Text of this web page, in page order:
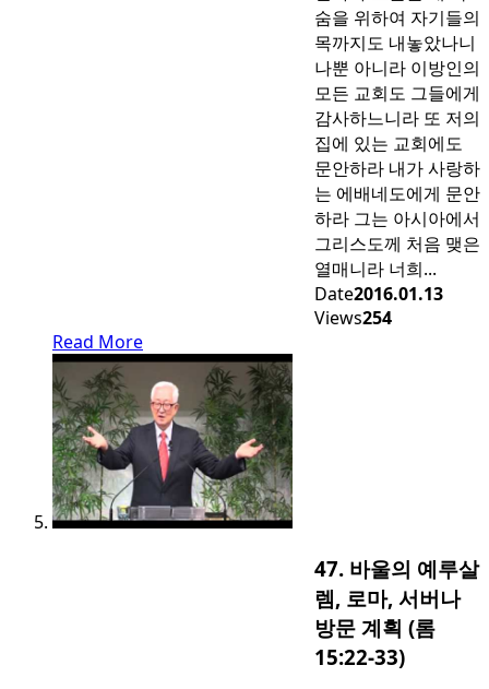
숨을 위하여 자기들의
목까지도 내놓았나니
나뿐 아니라 이방인의
모든 교회도 그들에게
감사하느니라 또 저의
집에 있는 교회에도
문안하라 내가 사랑하
는 에배네도에게 문안
하라 그는 아시아에서
그리스도께 처음 맺은
열매니라 너희...
Date2016.01.13
Views254
Read More
47. 바울의 예루살
렘, 로마, 서버나
방문 계획 (롬
15:22-33)